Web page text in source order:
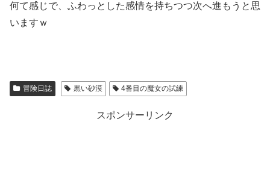
何て感じで、ふわっとした感情を持ちつつ次へ進もうと思
いますｗ
冒険日誌 黒い砂漠 4番目の魔女の試練
スポンサーリンク